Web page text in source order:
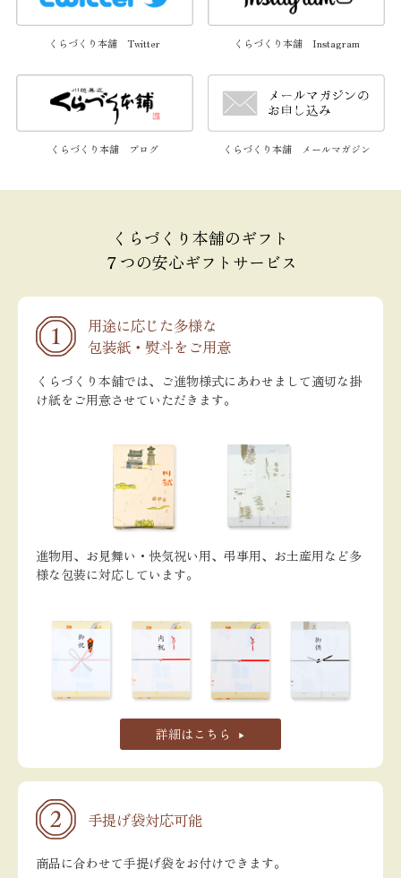
くらづくり本舗 Twitter くらづくり本舗 Instagram
くらづくり本舗 ブログ くらづくり本舗 メールマガジン
くらづくり本舗のギフト
７つの安心ギフトサービス
用途に応じた多様な
包装紙・熨斗をご用意
くらづくり本舗では、ご進物様式にあわせまして適切な掛
け紙をご用意させていただきます。
進物用、お見舞い・快気祝い用、弔事用、お土産用など多
様な包装に対応しています。
詳細はこちら
手提げ袋対応可能
商品に合わせて手提げ袋をお付けできます。